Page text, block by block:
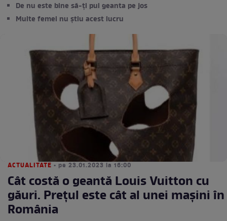
De nu este bine să-ți pui geanta pe jos
Multe femei nu știu acest lucru
ACTUALITATE • pe 23.01.2023 la 16:00
Cât costă o geantă Louis Vuitton cu
găuri. Prețul este cât al unei mașini în
România